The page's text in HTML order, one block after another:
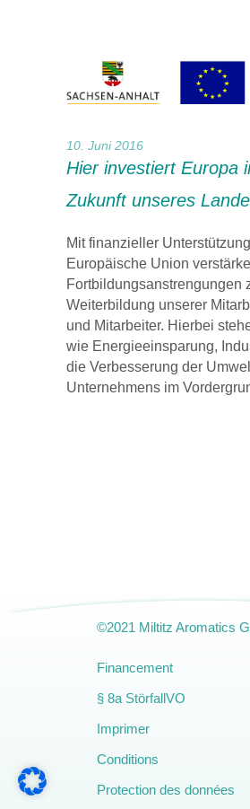
10. Juni 2016
Hier investiert Europa
Zukunft unseres
Mit finanzieller
Europäische Union
Fortbildungsanstrengungen
Weiterbildung unserer
und Mitarbeiter. Hierbei
wie Energieeinsparung,
die Verbesserung der
Unternehmens im
©2021 Miltitz Aromatics
Amendment
Financement
§ 8a StörfallVO
Imprimer
Conditions
Protection des données